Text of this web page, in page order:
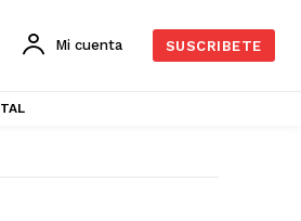
Mi cuenta SUSCRIBETE